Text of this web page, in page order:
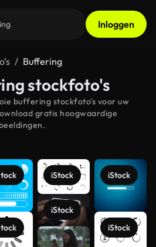
Inloggen
Buffering
stockfoto's
buffering stockfoto's voor uw
gratis hoogwaardige
iStock
iStock
iStock
iStock